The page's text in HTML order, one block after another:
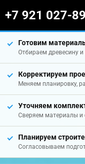
+7 921 027-
Готовим
Отбираем древесину
Корректируем
Меняем планировку,
Уточняем
Сверяем материалы и
Планируем
Согласовываем